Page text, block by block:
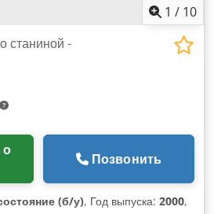
1 / 10
станиной -
Позвонить
(б/у), Год выпуска: 2000,